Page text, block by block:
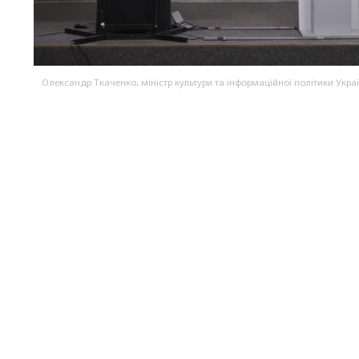
Олександр Ткаченко, міністр культури та інформаційної політики